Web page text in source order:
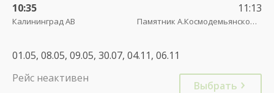
10:35
Калининград АВ
11:13
Памятник А.Космодемьянскому(Балтийское шоссе) трасса
01.05, 08.05, 09.05, 30.07, 04.11, 06.11
Рейс неактивен
Выбрать